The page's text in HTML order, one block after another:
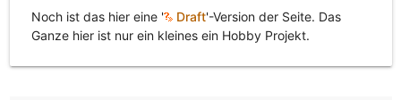
Noch ist das hier eine ' Draft'-Version der Seite. Das
Ganze hier ist nur ein kleines ein Hobby Projekt.